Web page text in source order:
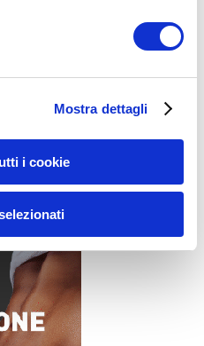
Mostra dettagli
i cookie